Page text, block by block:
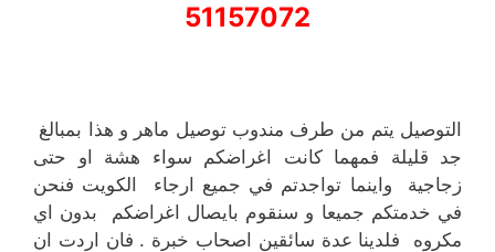
51157072
التوصيل يتم من طرف مندوب توصيل ماهر و هذا بمبالغ
جد قليلة فمهما كانت اغراضكم سواء هشة او حتى
زجاجية واينما تواجدتم في جميع ارجاء الكويت فنحن
في خدمتكم جميعا و سنقوم بايصال اغراضكم بدون اي
مكروه فلدينا عدة سائقين اصحاب خبرة . فان اردت ان